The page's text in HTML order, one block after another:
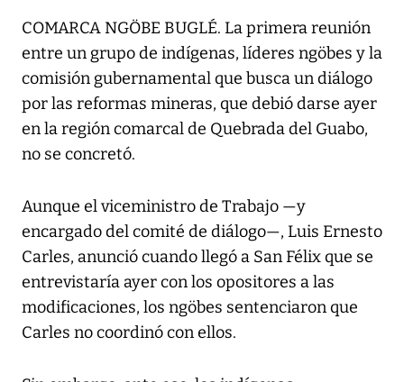
COMARCA NGÖBE BUGLÉ. La primera reunión
entre un grupo de indígenas, líderes ngöbes y la
comisión gubernamental que busca un diálogo
por las reformas mineras, que debió darse ayer
en la región comarcal de Quebrada del Guabo,
no se concretó.
Aunque el viceministro de Trabajo —y
encargado del comité de diálogo—, Luis Ernesto
Carles, anunció cuando llegó a San Félix que se
entrevistaría ayer con los opositores a las
modificaciones, los ngöbes sentenciaron que
Carles no coordinó con ellos.